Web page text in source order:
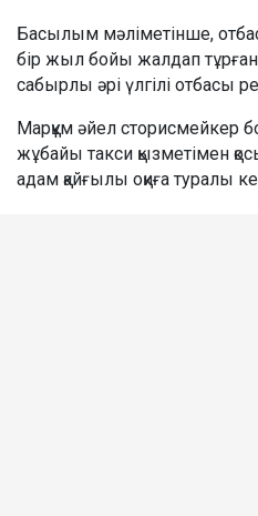
Басылым мәліметінше,
бір жыл бойы жалдап
сабырлы әрі үлгілі отбасы
Марқұм әйел сторисмейкер
жұбайы такси қызметімен
адам қайғылы оқиға туралы